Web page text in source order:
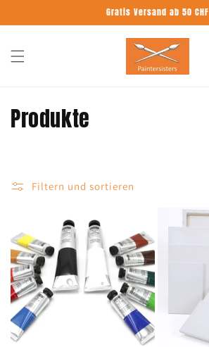
Inhalt
Gratis Versand ab 50 CHF
K
e
g
o
r
i
e
Produkte
Filtern und sortieren